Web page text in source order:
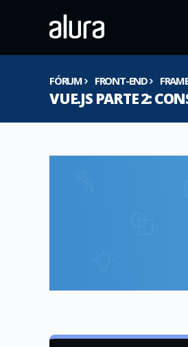
FÓRUM FRONT-END
VUE.JS PARTE 2: